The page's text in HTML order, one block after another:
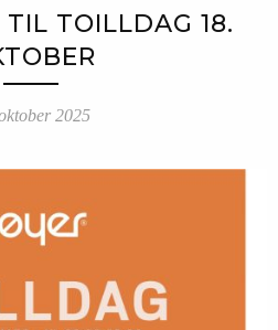
TOILLDAG 18.
2025